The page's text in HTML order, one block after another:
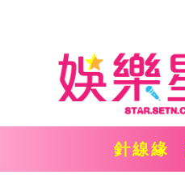
針線緣